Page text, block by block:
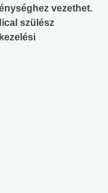
vezethet.
szülész